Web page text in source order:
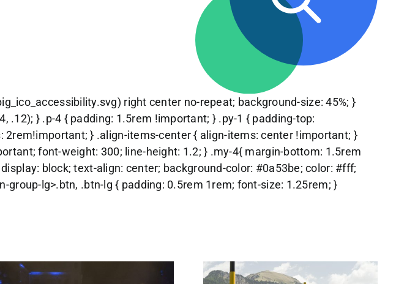
right center no-repeat; background-size: 45%; }
.12); } .p-4 { padding: 1.5rem !important; } .py-1 { padding-top:
} .align-items-center { align-items: center !important; }
font-weight: 300; line-height: 1.2; } .my-4{ margin-bottom: 1.5rem
block; text-align: center; background-color: #0a53be; color: #fff;
lg>.btn, .btn-lg { padding: 0.5rem 1rem; font-size: 1.25rem; }